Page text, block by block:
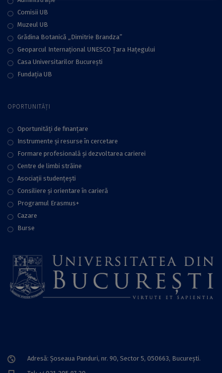
Comisii UB
Muzeul UB
Grădina Botanică „Dimitrie Brandza”
Geoparcul Internațional UNESCO Țara Hațegului
Casa Universitarilor București
Fundaţia UB
OPORTUNITĂȚI
Oportunități de finanțare
Instrumente și resurse în cercetare
Formare profesională și dezvoltarea carierei
Centre de limbi străine
Asociații studențești
Consiliere şi orientare în carieră
Programul Erasmus+
Cazare
Burse
Adresă: Șoseaua Panduri, nr. 90, Sector 5, 050663, Bucureşti.